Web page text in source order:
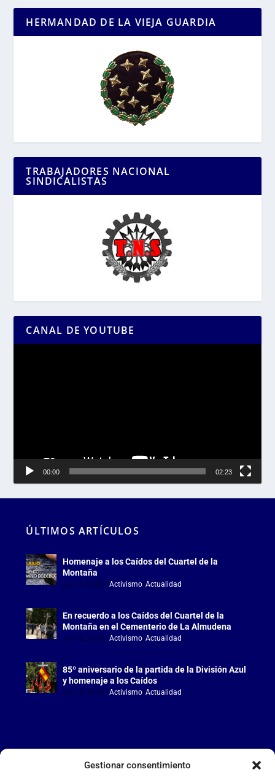
Gestionar consentimiento
HERMANDAD DE LA VIEJA GUARDIA
TRABAJADORES NACIONAL
SINDICALISTAS
CANAL DE YOUTUBE
00:00 02:23
ÚLTIMOS ARTÍCULOS
Homenaje a los Caídos del Cuartel de la
Montaña
Jul 18, 2026 |Activismo ,Actualidad
En recuerdo a los Caídos del Cuartel de la
Montaña en el Cementerio de La Almudena
Jul 18, 2026 |Activismo ,Actualidad
85º aniversario de la partida de la División Azul
y homenaje a los Caídos
Jul 15, 2026 |Activismo ,Actualidad
LA FALANGE